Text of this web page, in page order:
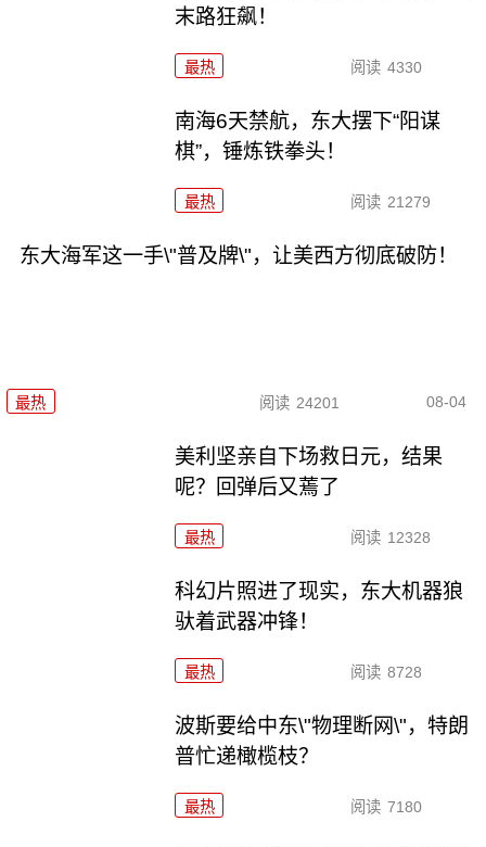
末路狂飙！
最热 阅读 4330
南海6天禁航，东大摆下“阳谋
棋”，锤炼铁拳头！
最热 阅读 21279
东大海军这一手\"普及牌\"，让美西方彻底破防！
最热 阅读 24201 08-04
美利坚亲自下场救日元，结果
呢？回弹后又蔫了
最热 阅读 12328
科幻片照进了现实，东大机器狼
驮着武器冲锋！
最热 阅读 8728
波斯要给中东\"物理断网\"，特朗
普忙递橄榄枝？
最热 阅读 7180